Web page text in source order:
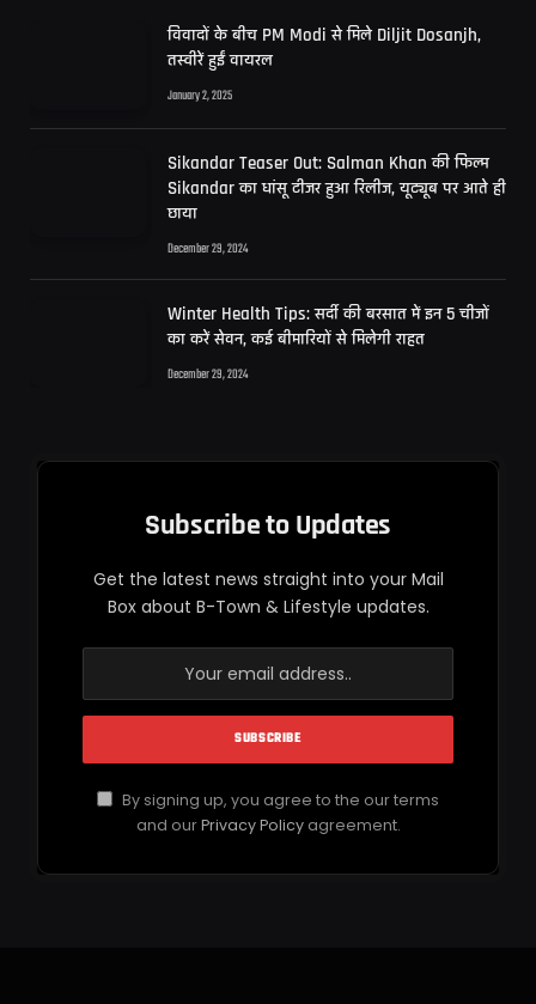
विवादों के बीच PM Modi से मिले Diljit Dosanjh,
तस्वीरें हुईं वायरल
January 2, 2025
Sikandar Teaser Out: Salman Khan की फिल्म
Sikandar का धांसू टीजर हुआ रिलीज, यूट्यूब पर आते ही
छाया
December 29, 2024
Winter Health Tips: सर्दी की बरसात में इन 5 चीजों
का करें सेवन, कई बीमारियों से मिलेगी राहत
December 29, 2024
Subscribe to Updates
Get the latest news straight into your Mail
Box about B-Town & Lifestyle updates.
By signing up, you agree to the our terms
and ourPrivacy Policyagreement.